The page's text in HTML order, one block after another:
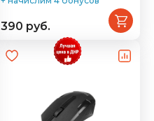
390 руб.